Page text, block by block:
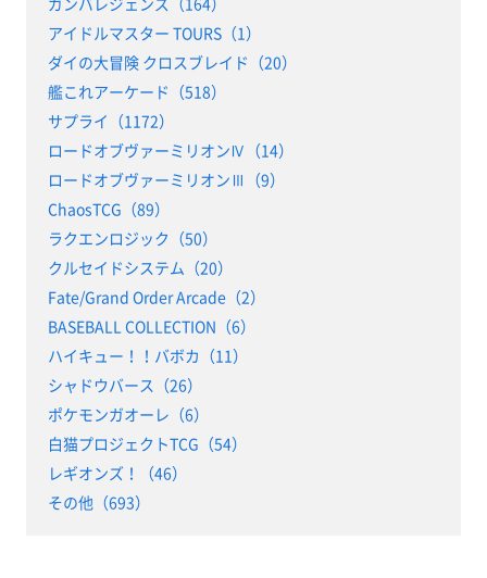
アイドルマスター TOURS（1）
ダイの大冒険 クロスブレイド（20）
艦これアーケード（518）
サプライ（1172）
ロードオブヴァーミリオンⅣ（14）
ロードオブヴァーミリオンⅢ（9）
ChaosTCG（89）
ラクエンロジック（50）
クルセイドシステム（20）
Fate/Grand Order Arcade（2）
BASEBALL COLLECTION（6）
ハイキュー！！バボカ（11）
シャドウバース（26）
ポケモンガオーレ（6）
白猫プロジェクトTCG（54）
レギオンズ！（46）
その他（693）